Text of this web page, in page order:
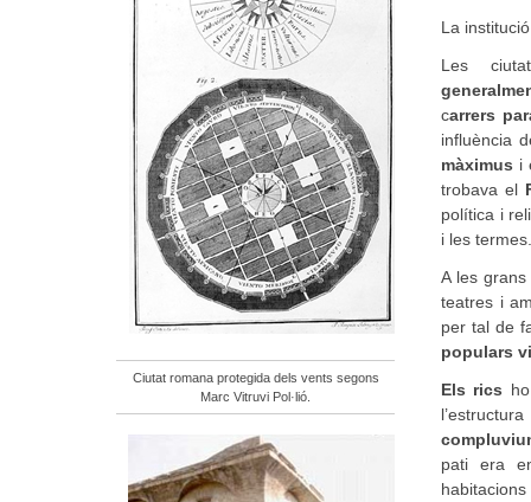
La
Les
carrers
influència
màximus i
trobava el
política i
i les
A les
teatres i
per tal de
populars
Els rics
pati era
Ciutat romana protegida dels vents segons
Marc Vitruvi Pol·lió.